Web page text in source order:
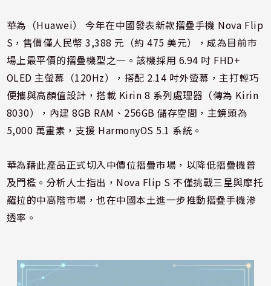
華為（Huawei） 今年在中國發表新款摺疊手機 Nova Flip
S，售價僅人民幣 3,388 元（約 475 美元），成為目前市
場上最平價的摺疊機型之一。該機採用 6.94 吋 FHD+
OLED 主螢幕（120Hz），搭配 2.14 吋外螢幕，主打輕巧
便攜與高顏值設計，搭載 Kirin 8 系列處理器（傳為 Kirin
8030），內建 8GB RAM、256GB 儲存空間，主鏡頭為
5,000 萬畫素，支援 HarmonyOS 5.1 系統。
華為藉此產品正式切入中價位摺疊市場，以降低摺疊機普
及門檻。分析人士指出，Nova Flip S 不僅挑戰三星與摩托
羅拉的中高階市場，也在中國本土進一步推動摺疊手機滲
透率。